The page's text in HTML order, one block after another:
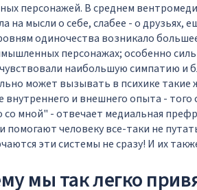
персонажей. В среднем
на мысли о себе, слабее - о друзьях,
одиночества возникало
персонажах; особенно
наибольшую симпатию и
может вызывать в психике такие
внутреннего и внешнего опыта -
мной" - отвечает медиальная
помогают человеку все-таки не
эти системы не сразу! И их
мы так легко